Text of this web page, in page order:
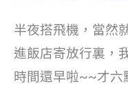
半夜搭飛機，當然
進飯店寄放行裏，
時間還早啦~~才六